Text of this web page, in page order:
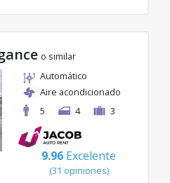
o similar
Automático
Aire acondicionado
5
4 3
9.96 Excelente
(31 opiniones)